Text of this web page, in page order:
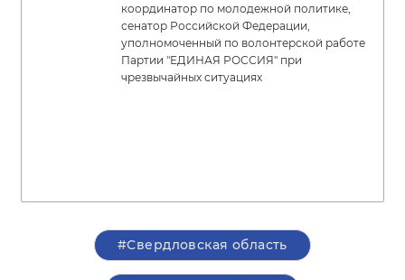
координатор по молодежной политике,
сенатор Российской Федерации,
уполномоченный по волонтерской работе
Партии "ЕДИНАЯ РОССИЯ" при
чрезвычайных ситуациях
#Свердловская область